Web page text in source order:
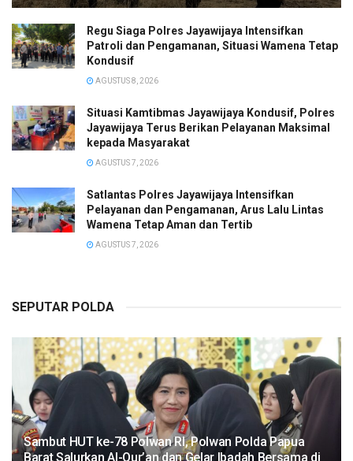
Regu Siaga Polres Jayawijaya Intensifkan
Patroli dan Pengamanan, Situasi Wamena Tetap
Kondusif
AGUSTUS 8, 2026
Situasi Kamtibmas Jayawijaya Kondusif, Polres
Jayawijaya Terus Berikan Pelayanan Maksimal
kepada Masyarakat
AGUSTUS 7, 2026
Satlantas Polres Jayawijaya Intensifkan
Pelayanan dan Pengamanan, Arus Lalu Lintas
Wamena Tetap Aman dan Tertib
AGUSTUS 7, 2026
SEPUTAR POLDA
Sambut HUT ke-78 Polwan RI, Polwan Polda Papua
Barat Salurkan Al-Qur’an dan Gelar Ibadah Bersama di